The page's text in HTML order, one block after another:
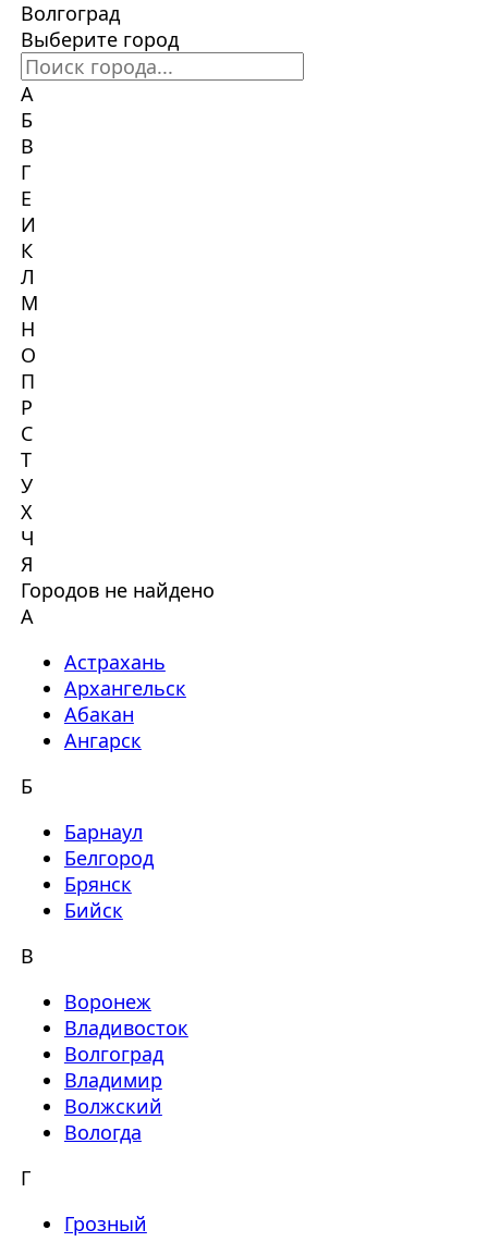
Волгоград
Выберите город
А
Б
В
Г
Е
И
К
Л
М
Н
О
П
Р
С
Т
У
Х
Ч
Я
Городов не найдено
А
Астрахань
Архангельск
Абакан
Ангарск
Б
Барнаул
Белгород
Брянск
Бийск
В
Воронеж
Владивосток
Волгоград
Владимир
Волжский
Вологда
Г
Грозный